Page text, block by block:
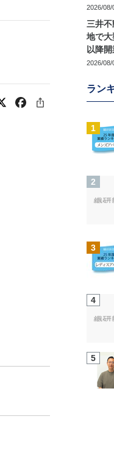
2026/08/
三井
地で
以降
2026/08/
ラン
1
2
3
4
5